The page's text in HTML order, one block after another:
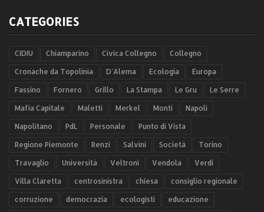
CATEGORIES
CIDIU Chiamparino Civica Collegno Collegno
Cronache da Topolinia D'Alema Ecologia Europa
Fassino Fornero Grillo La Stampa Le Gru Le Serre
Mafia Capitale Maletti Merkel Monti Napoli
Napolitano PdL Personale Punto di Vista
Regione Piemonte Renzi Salvini Società Torino
Travaglio Università Veltroni Vendola Verdi
Villa Claretta centrosinistra chiesa consiglio regionale
corruzione democrazia ecologisti educazione